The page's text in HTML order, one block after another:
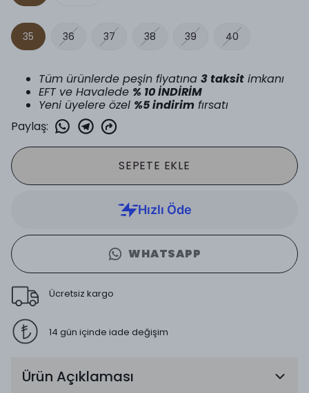
35 36 37 38 39 40
Tüm ürünlerde peşin fiyatına 3 taksit imkanı
EFT ve Havalede % 10 İNDİRİM
Yeni üyelere özel %5 indirim fırsatı
Paylaş:
SEPETE EKLE
WHATSAPP
Ücretsiz kargo
14 gün içinde iade değişim
Ürün Açıklaması